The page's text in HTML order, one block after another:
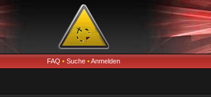
FAQ • Suche •Anmelden